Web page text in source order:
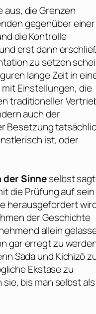
aus, die Grenzen
gegenüber einer
die Kontrolle
erst dann
zu setzen
lange Zeit in
Einstellungen, die
traditioneller
auch der
Besetzung
ist, oder
der Sinneselbst
die Prüfung auf sein
herausgefordert
der Geschichte
allein
gar erregt zu
Sada und Kichizō
Ekstase zu
bis man selbst als